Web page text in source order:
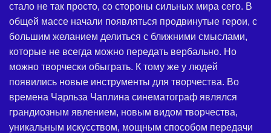
стало не так просто, со стороны сильных мира сего. В
общей массе начали появляться продвинутые герои, с
большим желанием делиться с ближними смыслами,
которые не всегда можно передать вербально. Но
можно творчески обыграть. К тому же у людей
появились новые инструменты для творчества. Во
времена Чарльза Чаплина синематограф являлся
грандиозным явлением, новым видом творчества,
уникальным искусством, мощным способом передачи